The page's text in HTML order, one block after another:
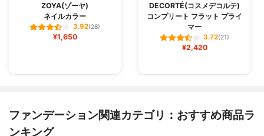
ZOYA(ゾーヤ)
ネイルカラー
3.92(28)
¥1,650
DECORTÉ(コスメデコルテ)
コンプリート フラット プライ
マー
3.72(21)
¥2,420
ファンデーション関連カテゴリ：おすすめ商品ラ
ンキング